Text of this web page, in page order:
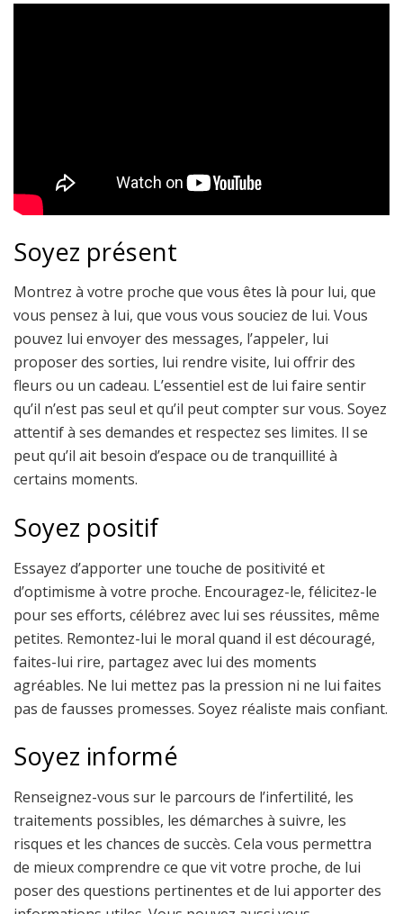
Soyez présent
Montrez à votre proche que vous êtes là pour lui, que
vous pensez à lui, que vous vous souciez de lui. Vous
pouvez lui envoyer des messages, l’appeler, lui
proposer des sorties, lui rendre visite, lui offrir des
fleurs ou un cadeau. L’essentiel est de lui faire sentir
qu’il n’est pas seul et qu’il peut compter sur vous. Soyez
attentif à ses demandes et respectez ses limites. Il se
peut qu’il ait besoin d’espace ou de tranquillité à
certains moments.
Soyez positif
Essayez d’apporter une touche de positivité et
d’optimisme à votre proche. Encouragez-le, félicitez-le
pour ses efforts, célébrez avec lui ses réussites, même
petites. Remontez-lui le moral quand il est découragé,
faites-lui rire, partagez avec lui des moments
agréables. Ne lui mettez pas la pression ni ne lui faites
pas de fausses promesses. Soyez réaliste mais confiant.
Soyez informé
Renseignez-vous sur le parcours de l’infertilité, les
traitements possibles, les démarches à suivre, les
risques et les chances de succès. Cela vous permettra
de mieux comprendre ce que vit votre proche, de lui
poser des questions pertinentes et de lui apporter des